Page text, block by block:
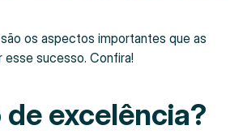
os aspectos importantes que as
esse sucesso. Confira!
excelência?